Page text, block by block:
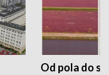
Od pola do